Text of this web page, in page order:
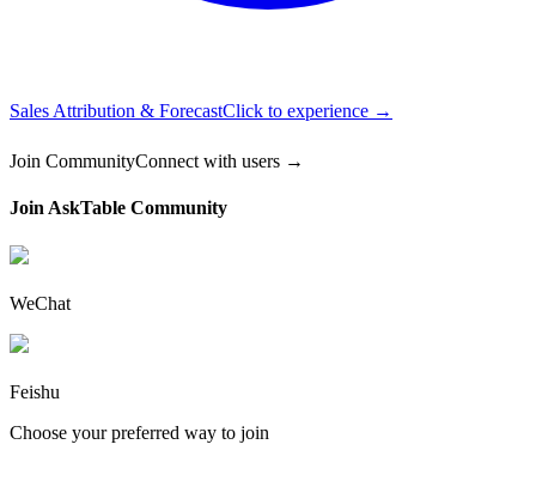
Sales Attribution & ForecastClick to experience →
Join CommunityConnect with users →
Join AskTable Community
WeChat
Feishu
Choose your preferred way to join